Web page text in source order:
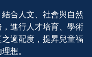
合人文、社會與自然
進行人才培育、學術
適配度，提昇兒童福
想。